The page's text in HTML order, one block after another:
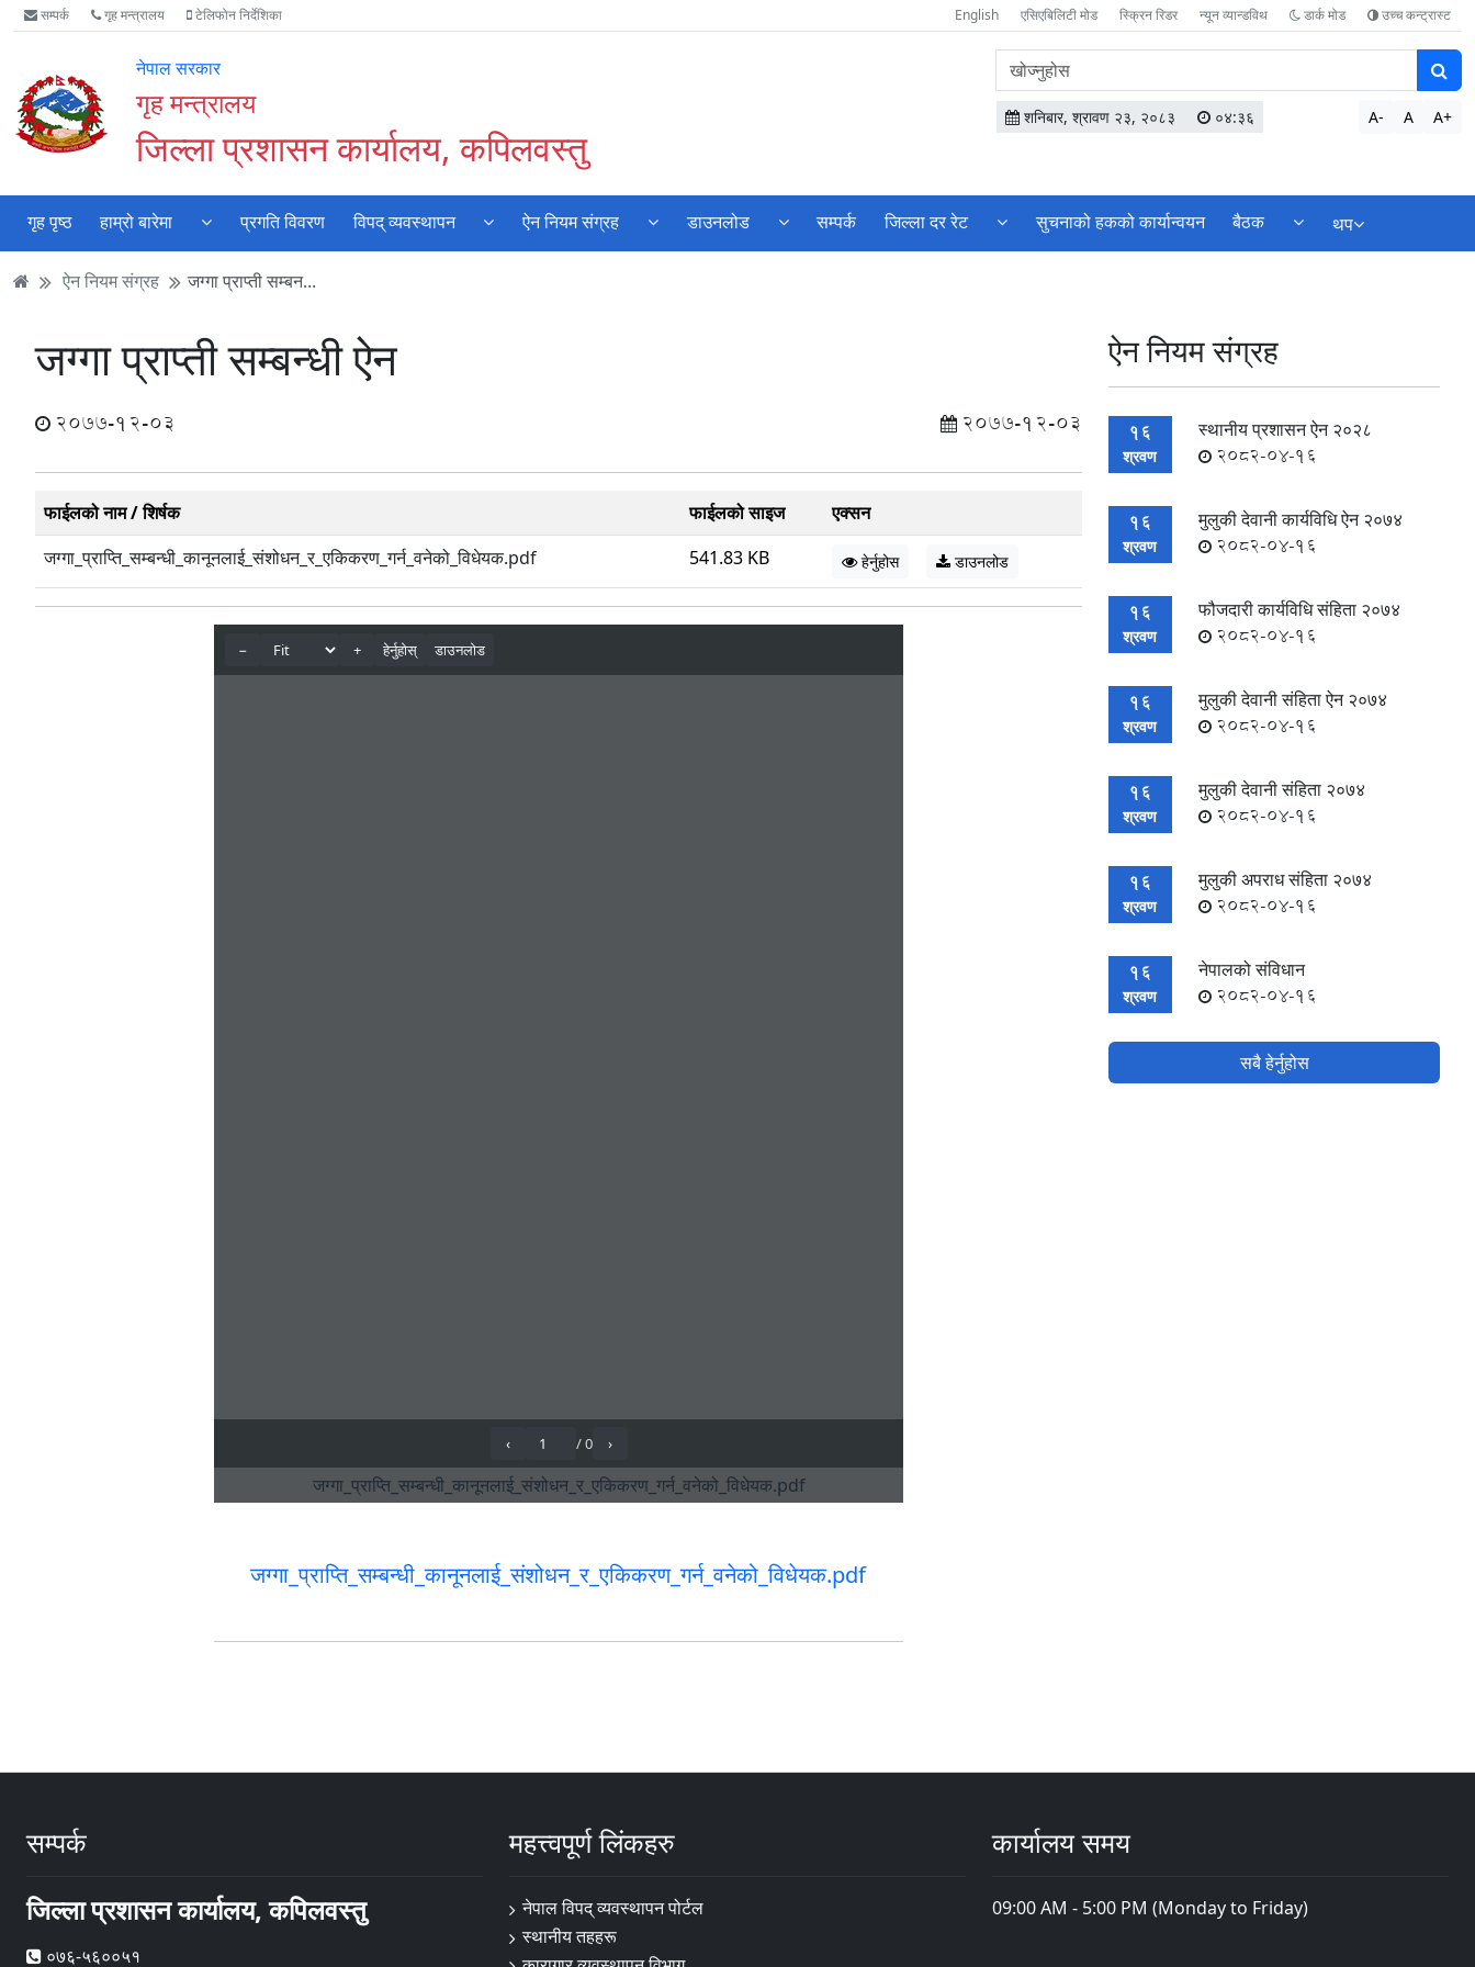
Accessibility
Mode
गर्नुहोस्
मुख्य
सामाग्री
मुख्य
नेभिगेसन
वेबसाइट
खोजमा
सम्पर्क गृह मन्त्रालय टेलिफोन निर्देशिका English एसिएबिलिटी मोड स्क्रिन रिडर न्यून व्यान्डविथ डार्क मोड उच्च कन्ट्रास्ट
नेपाल सरकार
गृह मन्त्रालय
जिल्ला प्रशासन कार्यालय, कपिलवस्तु
वेबसाइटमा
सामग्री
खोज्नुहोस
शनिबार, श्रावण २३, २०८३ ०४:३६ A- A A+
गृह पृष्ठ हाम्रो बारेमा प्रगति विवरण विपद् व्यवस्थापन ऐन नियम संग्रह डाउनलोड सम्पर्क जिल्ला दर रेट सुचनाको हकको कार्यान्वयन बैठक थप
ऐन नियम संग्रह जग्गा प्राप्ती सम्बन...
जग्गा प्राप्ती सम्बन्धी ऐन
2077-12-03 2077-12-03
फाईलको नाम / शिर्षक फाईलको साइज
एक्सन
जग्गा_प्राप्ति_सम्बन्धी_कानूनलाई_संशोधन_र_एकिकरण_गर्न_वनेको_विधेयक.pdf
541.83 KB हेर्नुहोस डाउनलोड
जग्गा_प्राप्ति_सम्बन्धी_कानूनलाई_संशोधन_र_एकिकरण_गर्न_वनेको_विधेयक.pdf
ऐन नियम संग्रह
16
श्रवण
स्थानीय प्रशासन ऐन २०२८
2082-04-16
16
श्रवण
मुलुकी देवानी कार्यविधि ऐन २०७४
2082-04-16
16
श्रवण
फौजदारी कार्यविधि संहिता २०७४
2082-04-16
16
श्रवण
मुलुकी देवानी संहिता ऐन २०७४
2082-04-16
16
श्रवण
मुलुकी देवानी संहिता २०७४
2082-04-16
16
श्रवण
मुलुकी अपराध संहिता २०७४
2082-04-16
16
श्रवण
नेपालको संविधान
2082-04-16
सबै हेर्नुहोस
सम्पर्क
जिल्ला प्रशासन कार्यालय, कपिलवस्तु
०७६-५६००५१
महत्त्वपूर्ण लिंकहरु
नेपाल विपद् व्यवस्थापन पोर्टल
स्थानीय तहहरू
कार्यालय समय
09:00 AM - 5:00 PM (Monday to Friday)